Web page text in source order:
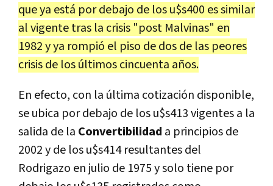
que ya está por debajo de los u$s400 es similar
al vigente tras la crisis "post Malvinas" en
1982 y ya rompió el piso de dos de las peores
crisis de los últimos cincuenta años.
En efecto, con la última cotización disponible,
se ubica por debajo de los u$s413 vigentes a la
salida de la Convertibilidad a principios de
2002 y de los u$s414 resultantes del
Rodrigazo en julio de 1975 y solo tiene por